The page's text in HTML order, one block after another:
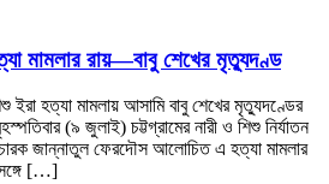
মামলার রায়—বাবু শেখের মৃত্যুদণ্ড
ইরা হত্যা মামলায় আসামি বাবু শেখের মৃত্যুদণ্ডের
(৯ জুলাই) চট্টগ্রামের নারী ও শিশু নির্যাতন
জান্নাতুল ফেরদৌস আলোচিত এ হত্যা মামলার
[…]